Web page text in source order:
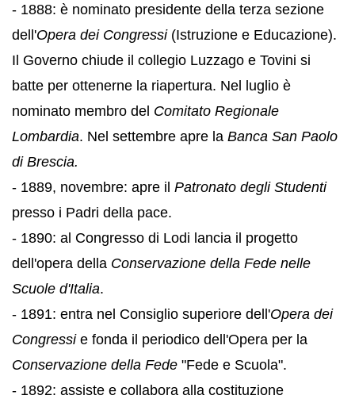
- 1888: è nominato presidente della terza sezione
dell'Opera dei Congressi (Istruzione e Educazione).
Il Governo chiude il collegio Luzzago e Tovini si
batte per ottenerne la riapertura. Nel luglio è
nominato membro del Comitato Regionale
Lombardia. Nel settembre apre la Banca San Paolo
di Brescia.
- 1889, novembre: apre il Patronato degli Studenti
presso i Padri della pace.
- 1890: al Congresso di Lodi lancia il progetto
dell'opera della Conservazione della Fede nelle
Scuole d'Italia.
- 1891: entra nel Consiglio superiore dell'Opera dei
Congressie fonda il periodico dell'Opera per la
Conservazione della Fede "Fede e Scuola".
- 1892: assiste e collabora alla costituzione